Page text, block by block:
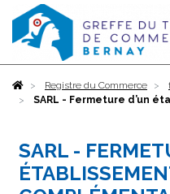
AccueilRegistre du Commerce
SARL - Fermeture d’un
SARL -